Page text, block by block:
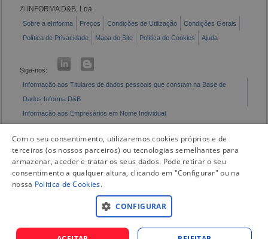
© INFORMA D&B, Lda
Sobre a eInforma Preços Condições de Utilização
Condições Gerais
Política de Privacidade
Mapa do Site Política de Cookies Ajuda
Siga-nos:
Informação aos Titulares de dados pessoais que constam na Base de
Dados Informa D&B
Informação aos Empresários em Nome Individual
Com o seu consentimento, utilizaremos cookies próprios e de
terceiros (os nossos parceiros) ou tecnologias semelhantes para
armazenar, aceder e tratar os seus dados. Pode retirar o seu
consentimento a qualquer altura, clicando em "Configurar" ou na
nossa Politica de Cookies.
CONFIGURAR